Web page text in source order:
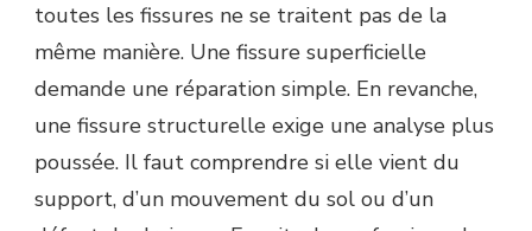
toutes les fissures ne se traitent pas de la
même manière. Une fissure superficielle
demande une réparation simple. En revanche,
une fissure structurelle exige une analyse plus
poussée. Il faut comprendre si elle vient du
support, d’un mouvement du sol ou d’un